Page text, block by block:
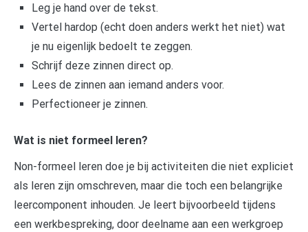
Leg je hand over de tekst.
Vertel hardop (echt doen anders werkt het niet) wat
je nu eigenlijk bedoelt te zeggen.
Schrijf deze zinnen direct op.
Lees de zinnen aan iemand anders voor.
Perfectioneer je zinnen.
Wat is niet formeel leren?
Non-formeel leren doe je bij activiteiten die niet expliciet
als leren zijn omschreven, maar die toch een belangrijke
leercomponent inhouden. Je leert bijvoorbeeld tijdens
een werkbespreking, door deelname aan een werkgroep